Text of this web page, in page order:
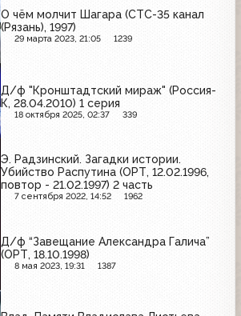
О чём молчит Шагара (СТС-35 канал
(Рязань), 1997)
29 марта 2023, 21:05 1239
Д/ф "Кронштадтский мираж" (Россия-
К, 28.04.2010) 1 серия
18 октября 2025, 02:37 339
Э. Радзинский. Загадки истории.
Убийство Распутина (ОРТ, 12.02.1996,
повтор - 21.02.1997) 2 часть
7 сентября 2022, 14:52 1962
Д/ф “Завещание Александра Галича”
(ОРТ, 18.10.1998)
8 мая 2023, 19:31 1387